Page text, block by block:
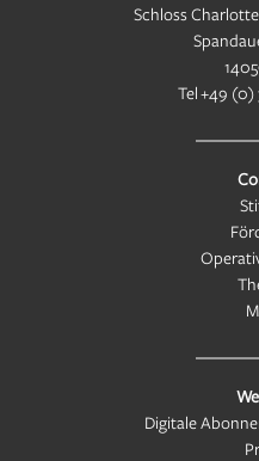
Schloss
Tel+49 (0)
Digitale